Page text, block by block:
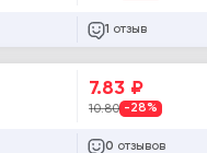
1 отзыв
7.83 ₽
10.80 -28%
0 отзывов